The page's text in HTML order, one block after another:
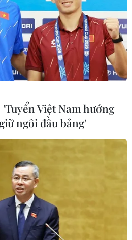
MỤC
tuyến tàu
đóng băng
giàn phát điện
bão cấp 17
Việt Nam hướng
ngôi đầu bảng'